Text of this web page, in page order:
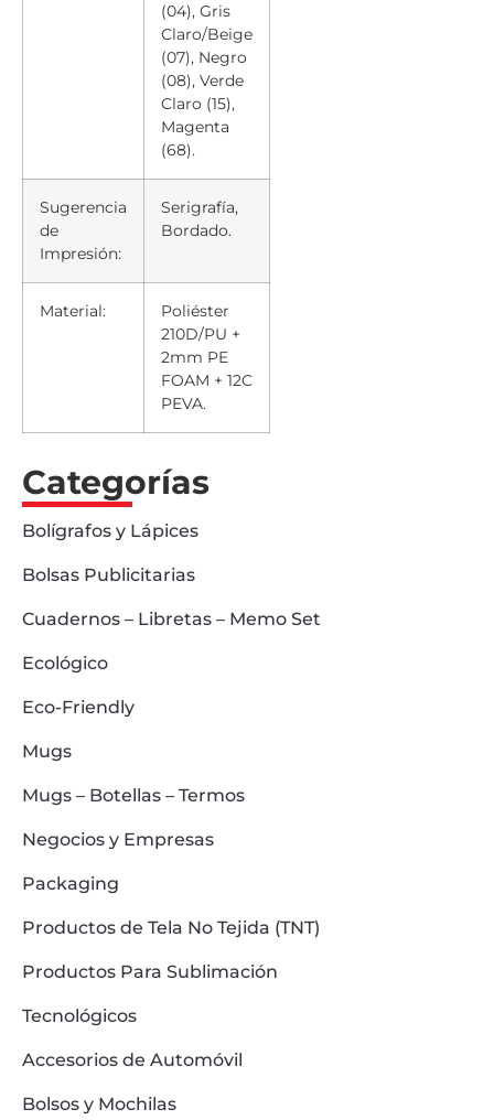
(04), Gris
Claro/Beige
(07), Negro
(08), Verde
Claro (15),
Magenta
(68).
Sugerencia
de
Impresión:
Serigrafía,
Bordado.
Material:
Poliéster
210D/PU +
2mm PE
FOAM + 12C
PEVA.
Categorías
Bolígrafos y Lápices
Bolsas Publicitarias
Cuadernos – Libretas – Memo Set
Ecológico
Eco-Friendly
Mugs
Mugs – Botellas – Termos
Negocios y Empresas
Packaging
Productos de Tela No Tejida (TNT)
Productos Para Sublimación
Tecnológicos
Accesorios de Automóvil
Bolsos y Mochilas